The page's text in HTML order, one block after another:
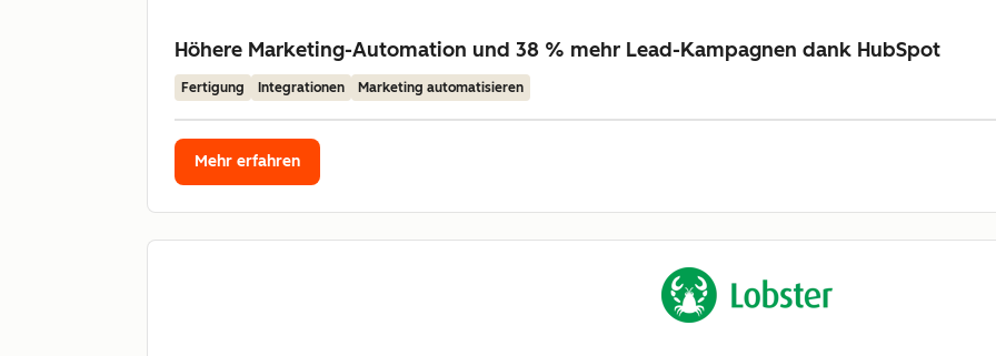
Höhere Marketing-Automation und 38 % mehr Lead-Kampagnen dank HubSpot
Fertigung Integrationen Marketing automatisieren
Mehr erfahren